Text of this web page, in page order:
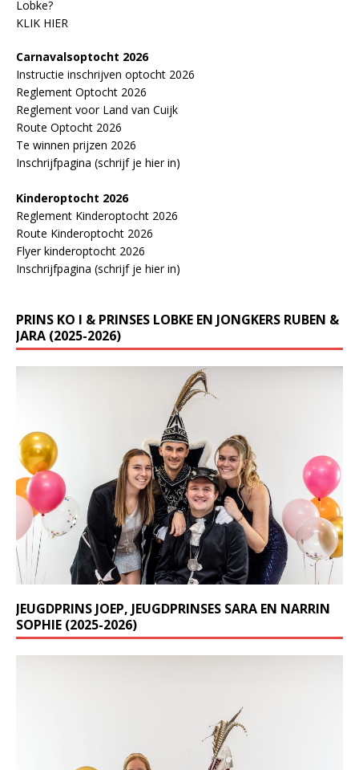
Lobke?
KLIK HIER
Carnavalsoptocht 2026
Instructie inschrijven optocht 2026
Reglement Optocht 2026
Reglement voor Land van Cuijk
Route Optocht 2026
Te winnen prijzen 2026
Inschrijfpagina (schrijf je hier in)
Kinderoptocht 2026
Reglement Kinderoptocht 2026
Route Kinderoptocht 2026
Flyer kinderoptocht 2026
Inschrijfpagina (schrijf je hier in)
PRINS KO I & PRINSES LOBKE EN JONGKERS RUBEN &
JARA (2025-2026)
JEUGDPRINS JOEP, JEUGDPRINSES SARA EN NARRIN
SOPHIE (2025-2026)